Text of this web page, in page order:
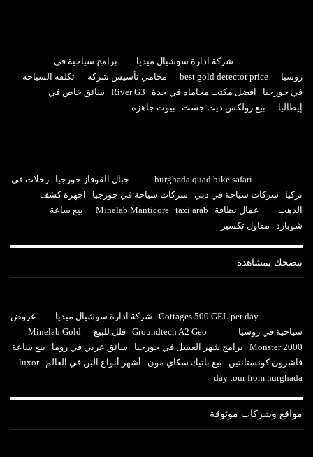
شركة ادارة سوشيال ميديا
برامج سياحية في
روسيا
best gold detector price محامي تأسيس شركة
تكلفة السياحة
في جورجيا
افضل مكتب محاماه في جدة River G3
سائق خاص في
إيطاليا
بيع رولكس ديت جست بيوت جاهزة
hurghada quad bike safari جبال القوقاز جورجيا
رحلات في
تركيا
شركات سياحة في دبي شركات سياحة في جورجيا
اجهزة كشف
الذهب
عمال نظافة Minelab Manticore taxi arab
بيع ساعة
شوبارد
مقاول تكسير
ننصحك بمشاهدة
Cottages 500 GEL per day شركة ادارة سوشيال ميديا
عروض
سياحية في روسيا
Groundtech A2 Geo فلل للبيع
Minelab Gold
Monster 2000
برامج شهر العسل في جورجيا سائق عربي في روما
بيع ساعة
فاشرون كونستانتين
بيع باتيك سكاي مون أشهر أنواع البن في العالم
luxor
day tour from hurghada
مواقع وشركات موثوقة